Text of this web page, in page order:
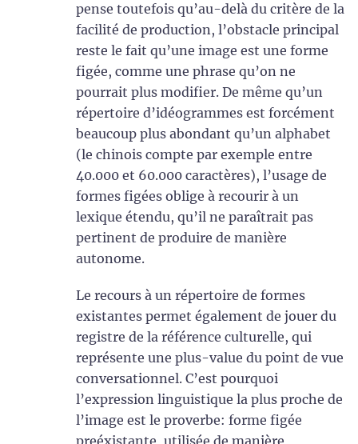
pense toutefois qu’au-delà du critère de la
facilité de production, l’obstacle principal
reste le fait qu’une image est une forme
figée, comme une phrase qu’on ne
pourrait plus modifier. De même qu’un
répertoire d’idéogrammes est forcément
beaucoup plus abondant qu’un alphabet
(le chinois compte par exemple entre
40.000 et 60.000 caractères), l’usage de
formes figées oblige à recourir à un
lexique étendu, qu’il ne paraîtrait pas
pertinent de produire de manière
autonome.
Le recours à un répertoire de formes
existantes permet également de jouer du
registre de la référence culturelle, qui
représente une plus-value du point de vue
conversationnel. C’est pourquoi
l’expression linguistique la plus proche de
l’image est le proverbe: forme figée